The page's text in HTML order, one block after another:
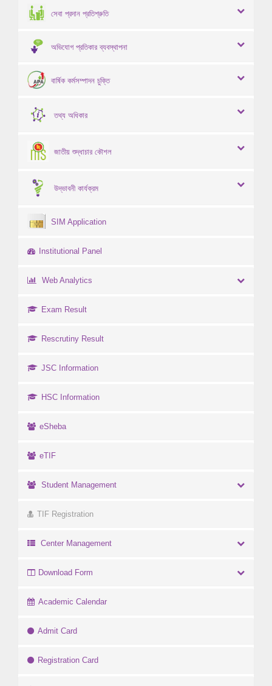
সেবা প্রদান প্রতিশ্রুতি
অভিযোগ প্রতিকার ব্যবস্থাপনা
বার্ষিক কর্মসম্পাদন চুক্তি
তথ্য অধিকার
জাতীয় শুদ্ধাচার কৌশল
উদ্ভাবনী কার্যক্রম
SIM Application
Institutional Panel
Web Analytics
Exam Result
Rescrutiny Result
JSC Information
HSC Information
eSheba
eTIF
Student Management
TIF Registration
Center Management
Download Form
Academic Calendar
Admit Card
Registration Card